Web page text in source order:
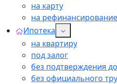
на карту
на рефинансирование
Ипотека
на квартиру
под залог
без подтверждения
без официального